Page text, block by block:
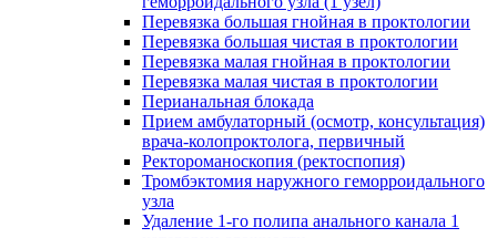
Перевязка большая гнойная в проктологии
Перевязка большая чистая в проктологии
Перевязка малая гнойная в проктологии
Перевязка малая чистая в проктологии
Перианальная блокада
Прием амбулаторный (осмотр, консультация)
врача-колопроктолога, первичный
Ректороманоскопия (ректоспопия)
Тромбэктомия наружного геморроидального
узла
Удаление 1-го полипа анального канала 1